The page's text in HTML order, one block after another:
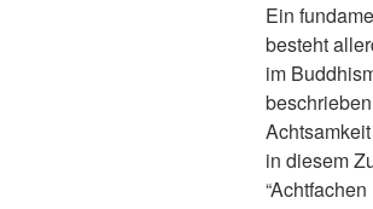
Ein
besteht
im
in diesem